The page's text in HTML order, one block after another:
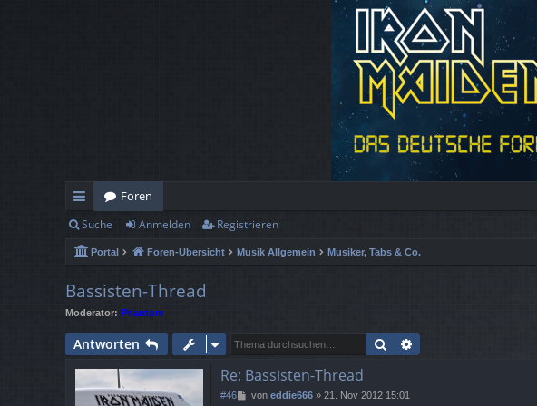
ch
ne
llz
ug
rif
Foren
Suche Anmelden Registrieren
Portal Foren-Übersicht Musik Allgemein Musiker, Tabs & Co.
Bassisten-Thread
Moderator: Phantom
Antworten Suche
Re: Bassisten-Thread
#46
Bvon eddie666» 21. Nov 2012 15:01